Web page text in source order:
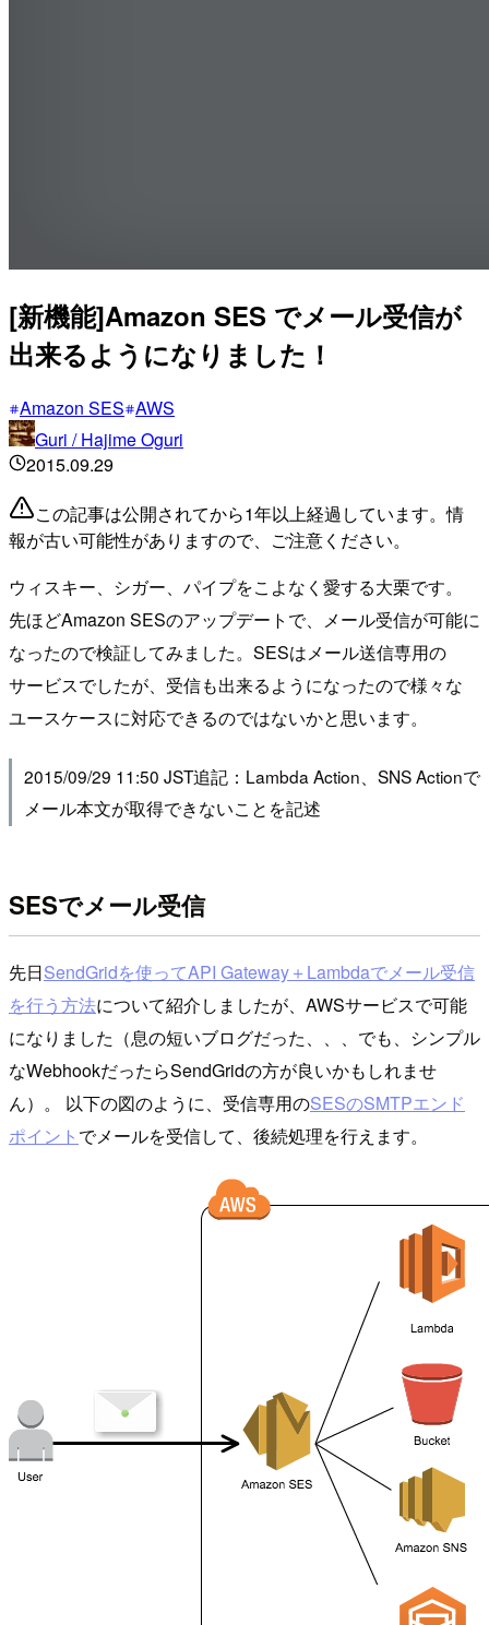
[新機能]Amazon SES でメール受信が
出来るようになりました！
Amazon SES AWS
Guri / Hajime Oguri
2015.09.29
この記事は公開されてから1年以上経過しています。情
報が古い可能性がありますので、ご注意ください。
ウィスキー、シガー、パイプをこよなく愛する大栗です。
先ほどAmazon SESのアップデートで、メール受信が可能に
なったので検証してみました。SESはメール送信専用の
サービスでしたが、受信も出来るようになったので様々な
ユースケースに対応できるのではないかと思います。
2015/09/29 11:50 JST追記：Lambda Action、SNS Actionで
メール本文が取得できないことを記述
SESでメール受信
先日SendGridを使ってAPI Gateway＋Lambdaでメール受信
を行う方法について紹介しましたが、AWSサービスで可能
になりました（息の短いブログだった、、、でも、シンプル
なWebhookだったらSendGridの方が良いかもしれませ
ん）。 以下の図のように、受信専用のSESのSMTPエンド
ポイント でメールを受信して、後続処理を行えます。